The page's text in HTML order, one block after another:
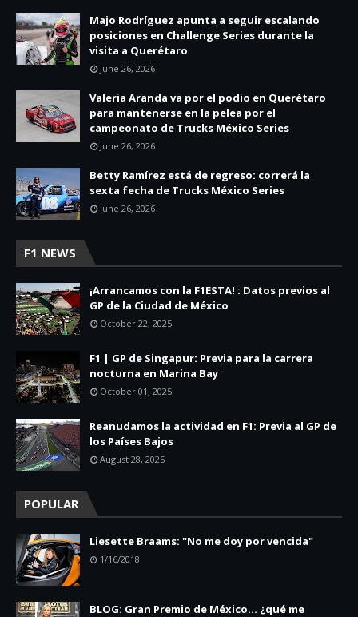
Majo Rodríguez apunta a seguir escalando
posiciones en Challenge Series durante la
visita a Querétaro
June 26, 2026
Valeria Aranda va por el podio en Querétaro
para mantenerse en la pelea por el
campeonato de Trucks México Series
June 26, 2026
Betty Ramírez está de regreso: correrá la
sexta fecha de Trucks México Series
June 26, 2026
F1 NEWS
¡Arrancamos con la F1ESTA! : Datos previos al
GP de la Ciudad de México
October 22, 2025
F1 | GP de Singapur: Previa para la carrera
nocturna en Marina Bay
October 01, 2025
Reanudamos la actividad en F1: Previa al GP de
los Países Bajos
August 28, 2025
POPULAR
Liesette Braams: "No me doy por vencida"
1/16/2018
BLOG: Gran Premio de México... ¿qué me